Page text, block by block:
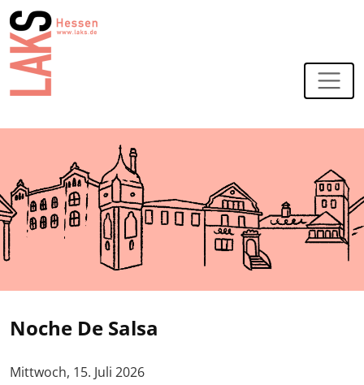
Noche De Salsa
Tag der Veranstaltung:
Mittwoch, 15. Juli 2026